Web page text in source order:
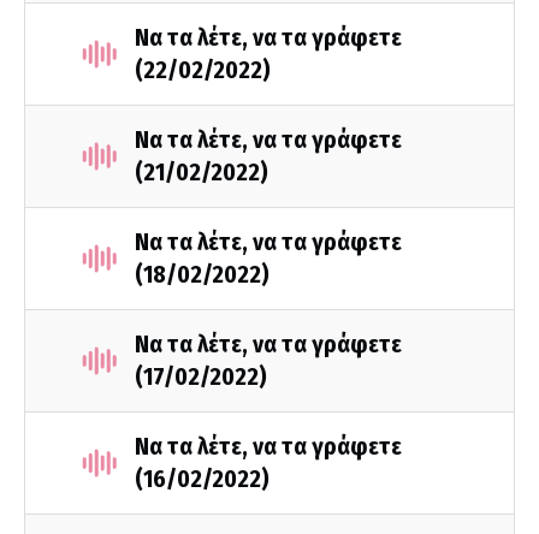
Να τα λέτε, να τα γράφετε
(22/02/2022)
Να τα λέτε, να τα γράφετε
(21/02/2022)
Να τα λέτε, να τα γράφετε
(18/02/2022)
Να τα λέτε, να τα γράφετε
(17/02/2022)
Να τα λέτε, να τα γράφετε
(16/02/2022)